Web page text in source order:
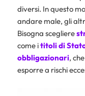
diversi. In questo
andare male, gli
Bisogna scegliere
come ititoli di
obbligazionari,
esporre a rischi